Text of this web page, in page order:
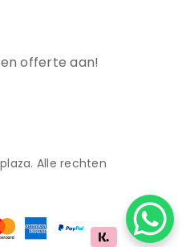
offerte aan!
Alle rechten